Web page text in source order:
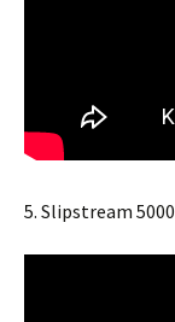
5. Slipstream 5000